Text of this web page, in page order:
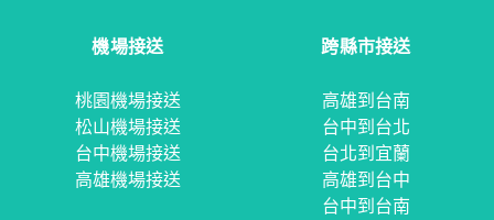
機場接送
桃園機場接送
松山機場接送
台中機場接送
高雄機場接送
跨縣市接送
高雄到台南
台中到台北
台北到宜蘭
高雄到台中
台中到台南